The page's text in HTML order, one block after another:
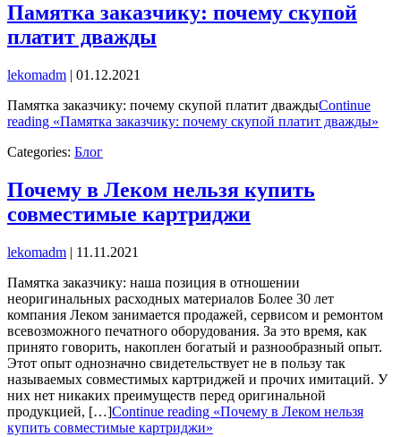
Памятка заказчику: почему скупой
платит дважды
lekomadm | 01.12.2021
Памятка заказчику: почему скупой платит дваждыContinue
reading «Памятка заказчику: почему скупой платит дважды»
Categories: Блог
Почему в Леком нельзя купить
совместимые картриджи
lekomadm | 11.11.2021
Памятка заказчику: наша позиция в отношении
неоригинальных расходных материалов Более 30 лет
компания Леком занимается продажей, сервисом и ремонтом
всевозможного печатного оборудования. За это время, как
принято говорить, накоплен богатый и разнообразный опыт.
Этот опыт однозначно свидетельствует не в пользу так
называемых совместимых картриджей и прочих имитаций. У
них нет никаких преимуществ перед оригинальной
продукцией, […]Continue reading «Почему в Леком нельзя
купить совместимые картриджи»